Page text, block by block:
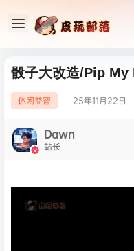
骰子大改造/Pip My
休闲益智 25年11月22日
Dawn
站长